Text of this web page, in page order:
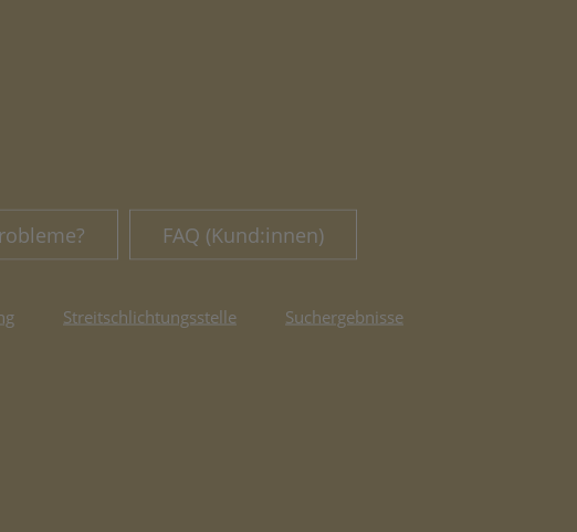
FAQ (Kund:innen)
Streitschlichtungsstelle Suchergebnisse